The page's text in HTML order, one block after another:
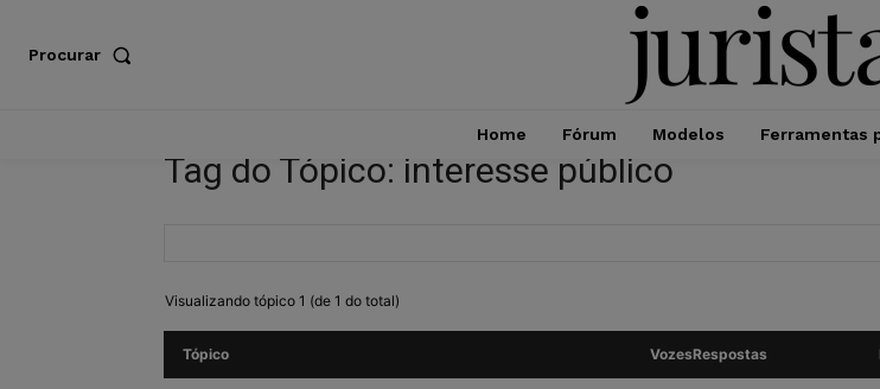
Procurar
Home Fórum Modelos Ferramentas
Tag do Tópico: interesse público
Visualizando tópico 1 (de 1 do total)
Tópico VozesRespostas